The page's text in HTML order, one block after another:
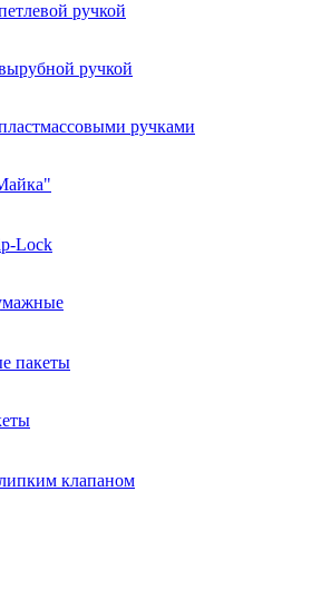
ручкой
ручкой
ручками
Lock
пакеты
клапаном